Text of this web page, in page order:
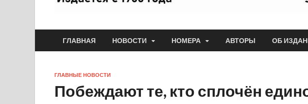
ГЛАВНАЯ НОВОСТИ НОМЕРА АВТОРЫ ОБ
ГЛАВНЫЕ НОВОСТИ
Побеждают те, кто сплочён